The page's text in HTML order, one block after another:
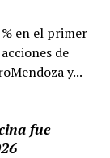
en el primer
de
y...
fue